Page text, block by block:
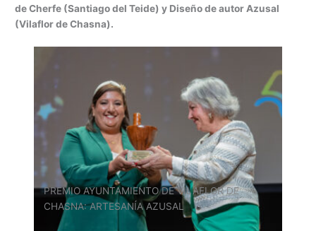
de Cherfe (Santiago del Teide) y Diseño de autor Azusal
(Vilaflor de Chasna).
PREMIO AYUNTAMIENTO DE VILAFLOR DE
CHASNA: ARTESANÍA AZUSAL